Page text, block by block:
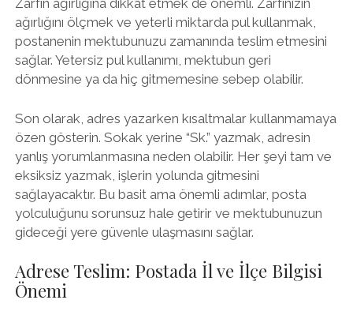
Zarfın ağırlığına dikkat etmek de önemli. Zarfınızın
ağırlığını ölçmek ve yeterli miktarda pul kullanmak,
postanenin mektubunuzu zamanında teslim etmesini
sağlar. Yetersiz pul kullanımı, mektubun geri
dönmesine ya da hiç gitmemesine sebep olabilir.
Son olarak, adres yazarken kısaltmalar kullanmamaya
özen gösterin. Sokak yerine “Sk.” yazmak, adresin
yanlış yorumlanmasına neden olabilir. Her şeyi tam ve
eksiksiz yazmak, işlerin yolunda gitmesini
sağlayacaktır. Bu basit ama önemli adımlar, posta
yolculuğunu sorunsuz hale getirir ve mektubunuzun
gideceği yere güvenle ulaşmasını sağlar.
Adrese Teslim: Postada İl ve İlçe Bilgisi
Önemi